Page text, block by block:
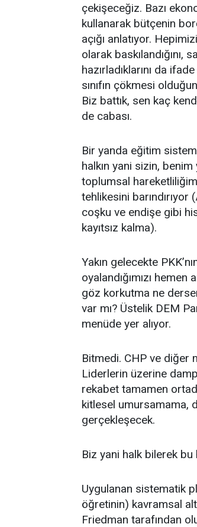
çekişeceğiz. Bazı
kullanarak bütçenin
açığı anlatıyor.
olarak
hazırladıklarını da
sınıfın çökmesi
Biz battık, sen kaç
de cabası.
Bir yanda eğitim
halkın yani sizin,
toplumsal
tehlikesini barındırıyor
coşku ve endişe gibi
kayıtsız kalma).
Yakın gelecekte
oyalandığımızı
göz korkutma ne
var mı? Üstelik DEM
menüde yer alıyor.
Bitmedi. CHP ve diğer
Liderlerin üzerine
rekabet tamamen
kitlesel umursamama,
gerçekleşecek.
Biz yani halk bilerek bu
Uygulanan sistematik
öğretinin) kavramsal
Friedman tarafından